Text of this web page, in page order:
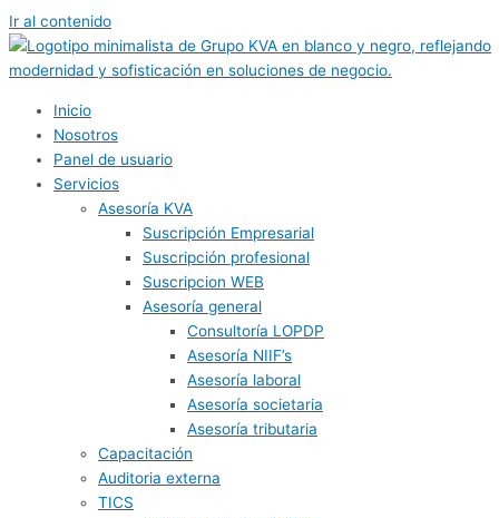
Ir al contenido
Inicio
Nosotros
Panel de usuario
Servicios
Asesoría KVA
Suscripción Empresarial
Suscripción profesional
Suscripcion WEB
Asesoría general
Consultoría LOPDP
Asesoría NIIF’s
Asesoría laboral
Asesoría societaria
Asesoría tributaria
Capacitación
Auditoria externa
TICS